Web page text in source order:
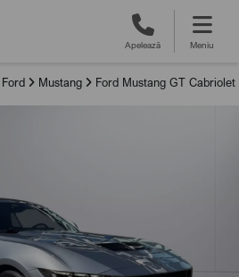
Apelează Meniu
Ford Mustang Ford Mustang GT Cabriolet